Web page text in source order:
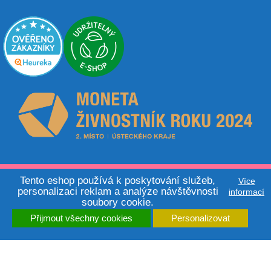
Tento eshop používá k poskytování služeb,
personalizaci reklam a analýze návštěvnosti
soubory cookie.
Více
informací
Přijmout všechny cookies Personalizovat
© 2026 - Activity Board.cz | Made byTomáš Zmuda